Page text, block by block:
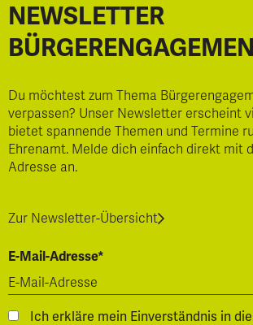
NEWSLETTER
Du möchtest zum Thema
verpassen? Unser Newsletter erscheint
bietet spannende Themen und Termine
Ehrenamt. Melde dich einfach direkt mit
Adresse an.
Zur Newsletter-Übersicht
E-Mail-Adresse*
Ich erkläre mein Einverständnis in